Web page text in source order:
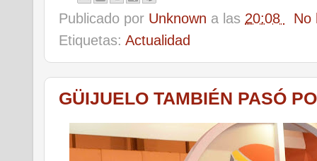
Publicado por Unknown a las 20:08
No
Etiquetas: Actualidad
GÜIJUELO TAMBIÉN PASÓ